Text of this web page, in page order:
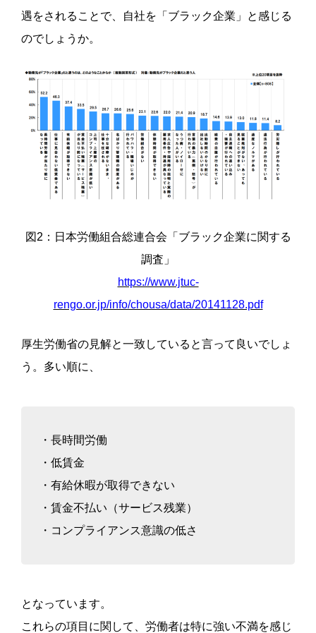
遇をされることで、自社を「ブラック企業」と感じる
のでしょうか。
図2：日本労働組合総連合会「ブラック企業に関する
調査」
https://www.jtuc-
rengo.or.jp/info/chousa/data/20141128.pdf
厚生労働省の見解と一致していると言って良いでしょ
う。多い順に、
・長時間労働
・低賃金
・有給休暇が取得できない
・賃金不払い（サービス残業）
・コンプライアンス意識の低さ
となっています。
これらの項目に関して、労働者は特に強い不満を感じ